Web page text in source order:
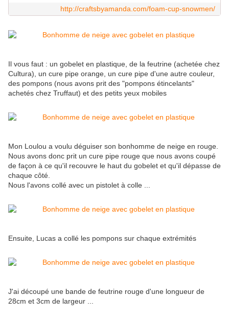
http://craftsbyamanda.com/foam-cup-snowmen/
Il vous faut : un gobelet en plastique, de la feutrine (achetée chez
Cultura), un cure pipe orange, un cure pipe d'une autre couleur,
des pompons (nous avons prit des "pompons étincelants"
achetés chez Truffaut) et des petits yeux mobiles
Mon Loulou a voulu déguiser son bonhomme de neige en rouge.
Nous avons donc prit un cure pipe rouge que nous avons coupé
de façon à ce qu'il recouvre le haut du gobelet et qu'il dépasse de
chaque côté.
Nous l'avons collé avec un pistolet à colle ...
Ensuite, Lucas a collé les pompons sur chaque extrémités
J'ai découpé une bande de feutrine rouge d'une longueur de
28cm et 3cm de largeur ...